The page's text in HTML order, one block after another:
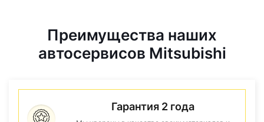
Преимущества наших
автосервисов Mitsubishi
Гарантия 2 года